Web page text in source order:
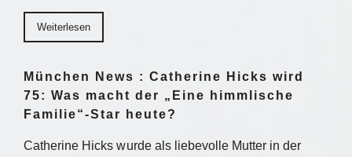
Weiterlesen
München News : Catherine Hicks wird
75: Was macht der „Eine himmlische
Familie“-Star heute?
Catherine Hicks wurde als liebevolle Mutter in der